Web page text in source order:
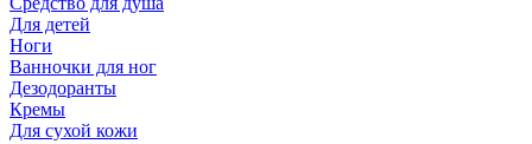
Для детей
Ноги
Ванночки для ног
Дезодоранты
Кремы
Для сухой кожи